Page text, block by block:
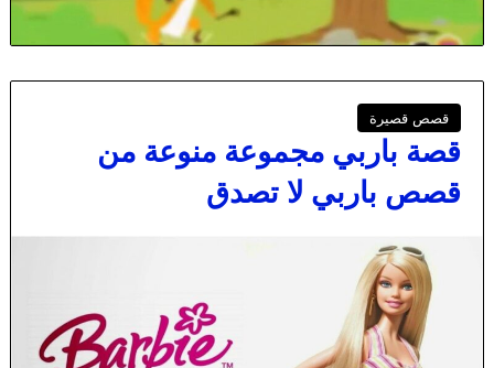
قصص قصيرة
قصة باربي مجموعة منوعة من
قصص باربي لا تصدق